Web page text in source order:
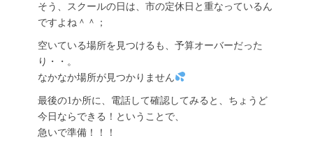
そう、スクールの日は、市の定休日と重なっているん
ですよね＾＾；
空いている場所を見つけるも、予算オーバーだった
り・・。
なかなか場所が見つかりません
最後の1か所に、電話して確認してみると、ちょうど
今日ならできる！ということで、
急いで準備！！！